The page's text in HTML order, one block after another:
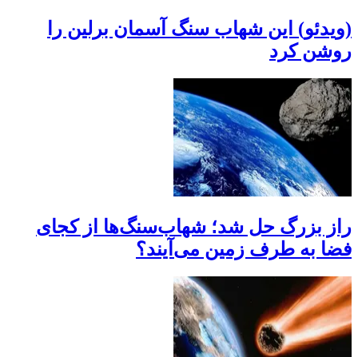
(ویدئو) این شهاب سنگ آسمان برلین را
روشن کرد
راز بزرگ حل شد؛ شهاب‌سنگ‌ها از کجای
فضا به طرف زمین می‌آیند؟